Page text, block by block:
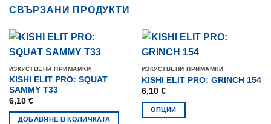
СВЪРЗАНИ ПРОДУКТИ
ИЗКУСТВЕНИ ПРИМАМКИ
KISHI ELIT PRO: SQUAT
SAMMY T33
6,10 €
ДОБАВЯНЕ В КОЛИЧКАТА
ИЗКУСТВЕНИ ПРИМАМКИ
KISHI ELIT PRO: GRINCH 154
6,10 €
ОПЦИИ